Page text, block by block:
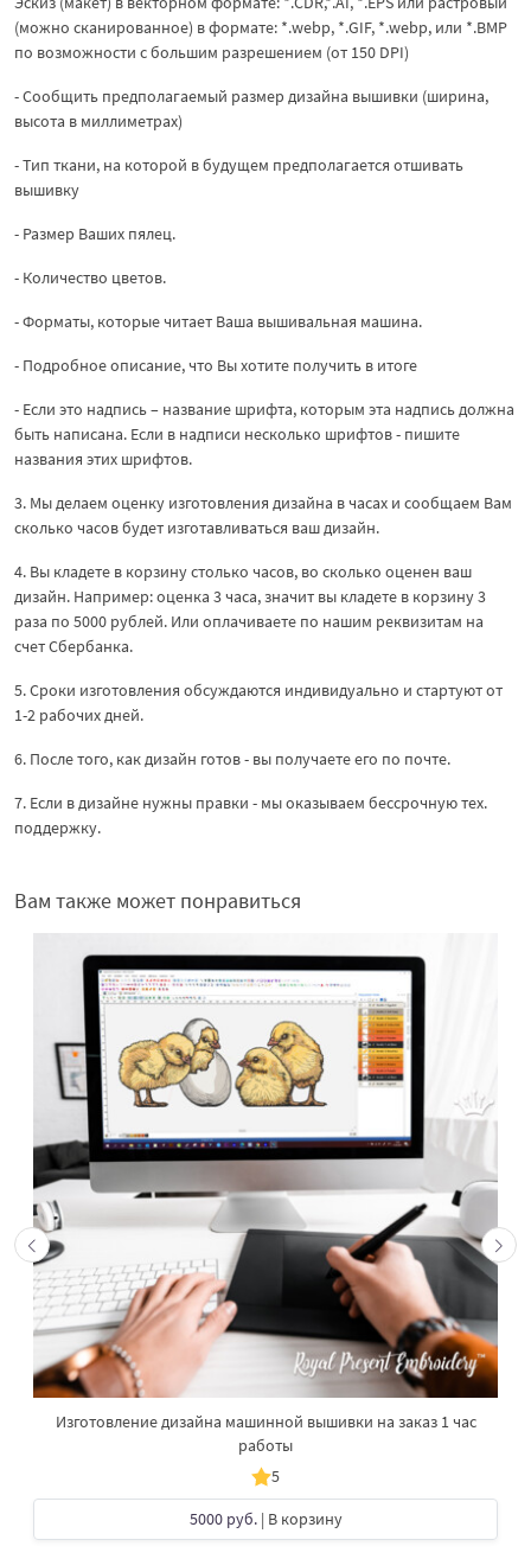
(можно сканированное) в формате: *.webp, *.GIF, *.webp, или *.BMP
по возможности с большим разрешением (от 150 DPI)
- Сообщить предполагаемый размер дизайна вышивки (ширина,
высота в миллиметрах)
- Тип ткани, на которой в будущем предполагается отшивать
вышивку
- Размер Ваших пялец.
- Количество цветов.
- Форматы, которые читает Ваша вышивальная машина.
- Подробное описание, что Вы хотите получить в итоге
- Если это надпись – название шрифта, которым эта надпись должна
быть написана. Если в надписи несколько шрифтов - пишите
названия этих шрифтов.
3. Мы делаем оценку изготовления дизайна в часах и сообщаем Вам
сколько часов будет изготавливаться ваш дизайн.
4. Вы кладете в корзину столько часов, во сколько оценен ваш
дизайн. Например: оценка 3 часа, значит вы кладете в корзину 3
раза по 5000 рублей. Или оплачиваете по нашим реквизитам на
счет Сбербанка.
5. Сроки изготовления обсуждаются индивидуально и стартуют от
1-2 рабочих дней.
6. После того, как дизайн готов - вы получаете его по почте.
7. Если в дизайне нужны правки - мы оказываем бессрочную тех.
поддержку.
Вам также может понравиться
Изготовление дизайна машинной вышивки на заказ 1 час
работы
5
5000 руб.| В корзину